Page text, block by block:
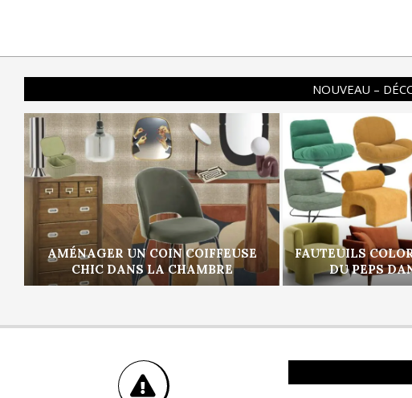
NOUVEAU –
AMÉNAGER UN COIN COIFFEUSE
CHIC DANS LA CHAMBRE
FAUTEUILS
DU PEPS